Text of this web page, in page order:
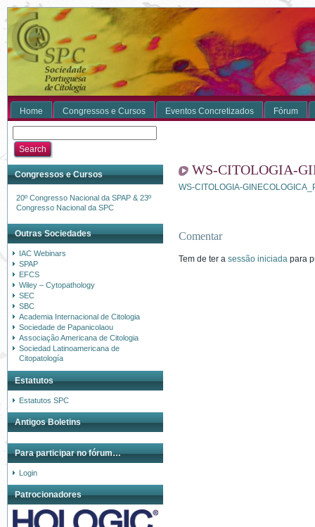
Home Congressos e Cursos Eventos Concretizados Fórum
Congressos e Cursos
20º Congresso Nacional da SPAP & 23º
Congresso Nacional da SPC
Outras Sociedades
IAC Webinars
SPAP
EFCS
Wiley – Cytopathology
SEC
SBC
Academia Internacional de Citologia
Sociedade de Papanicolaou
Associação Americana de Citologia
Sociedad Latinoamericana de
Citopatología
Estatutos
Estatutos SPC
Antigos Boletins
Para participar no fórum…
Login
Patrocionadores
WS-CITOLOGIA-
WS-CITOLOGIA-
Comentar
Tem de ter a sessão iniciada para